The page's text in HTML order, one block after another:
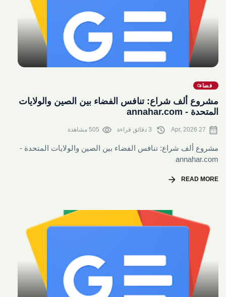
فضاء
مشروع ألف شراع: تنافس الفضاء بين الصين والولايات
المتحدة - annahar.com
calendar_month
27 Apr, 2026
history
visibility 505 مشاهدة
مشروع ألف شراع: تنافس الفضاء بين الصين والولايات المتحدة -
annahar.com
READ MORE
arrow_forward